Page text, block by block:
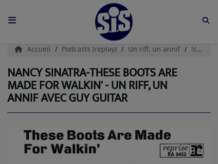
ACCUEIL
L'HISTOIRE DE S.I.S
BOUTIQUE
PODCASTS (CATALOGUE)
Accueil Podcasts (replay) Un riff, un annif NANCY SINATRA-These Boots Are Made For Walkin' - UN RIFF, UN ANNIF AVEC GUY GUITAR
NANCY SINATRA-THESE BOOTS ARE
MADE FOR WALKIN' - UN RIFF, UN
ANNIF AVEC GUY GUITAR